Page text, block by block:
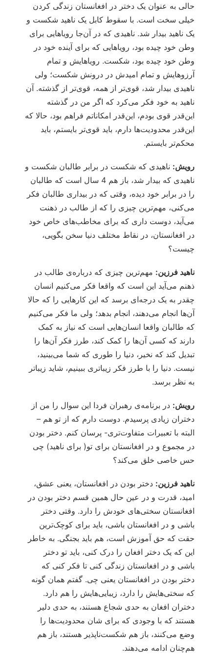
حالی به عنوان یک دختر در افغانستان زندگی کردن
خیلی سخت است. با سقوط کابل یک ناهید شکست و
یک ناهید بیدار شد. ناهیدی که در آن‌جا رویاهایی برای
وطن خود چیده بود، رویاهایی که برای آینده خود در
وطن خود چیده بود، شکست. رویاهایش و تمام
آرزوهایش و تمام امیدش در درونش شکست؛ ولی
ناهیدی بیدار شد، قوی‌تر از همه، قوی‌تر از گذشته. آن
ناهید به خود فکر می‌کرد که اگر من در گذشته
این‌قدر قوی بودم، این‌قدر امکاناتم فراهم بود، حالا که
این‌قدر محدودیت‌ها دارم، باید قوی‌تر بایستم، باید
محکم‌تر بایستم.
رویش: ناهیدی که شکست در برابر طالبان شکست و
ناهیدی که بیدار شد، باز هم 4 سال است که طالبان
را در برابر خود دیده، وقتی که در بیداری طالبان فکر
می‌کنی، مهم‌ترین چیزی را که از طالب در ذهنت
می‌آید، دوست داری که برای مخاطب‌های خاص خود
در افغانستان، در نقاط مختلف دنیا سخن بگویی،
چیست؟
ناهید فرزین: مهم‌ترین چیزی که درباره‌ی طالب در
ذهنم می‌آید این است که واقعا فکر می‌کنیم انسان
چقدر به یک درجه‌ای برسد که این کارهایی را که حالا
آن‌ها انجام می‌دهند، انجام بدهد؛ ولی ما فکر می‌کنیم
که طالبان واقعا انسان‌هایی است که نیاز به کمک
دارند که کسی آن‌ها را کمک کند، طرز فکر آن‌ها را
تبدیل کند که نخیر، دنیا را طوری که شما می‌بینید،
نیست. دنیا را با طرز فکر زیباتری ببینیم، شاید زیباتر
به نظر برسد.
رویش: در برنامه‌ی رهبران فردا این سوال را من از
دختران زیادی پرسیدم. دوست دارم که از تو هم –
البته با تعبیرات متفاوت‌تری- پرسان کنم. دختر بودن
در مجموع و در افغانستان برای تو( برای ناهید) چی
حس خاصی خلق می‌کند؟
ناهید فرزین: دختر بودن در افغانستان، یعنی عشق،
امید، قدرت و در عین حال همین قسم دختر بودن در
افغانستان سختی‌های خودش را دارد. وقتی دختر
باشی و در افغانستان باشی، باید برای کوچک‌ترین
حقت که حق آموزش است، هم باید بجنگی. به خاطر
این که یک دختر افغان را درک کنی، باید تو دختر
باشی و در افغانستان زندگی کنی تا فکر کنی که
دختر بودن در افغانستان یعنی چی. گفتم همان گونه
که سختی‌هایش را دارد، زیبایی‌هایش را هم دارد.
دختران افغان به حدی شجاع هستند، به حدی دلیر
هستند که با وجودی که برای شان محدودیت‌ها را
وضع می‌کنند، باز هم شکست‌ناپذیر هستند، باز هم
هم‌چنان ادامه می‌دهند.